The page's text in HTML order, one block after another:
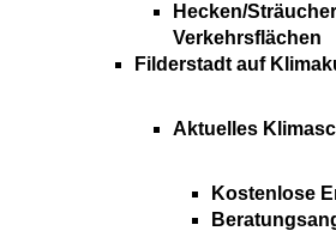
Hecken/
Verkehrsflächen
Filderstadt auf
Aktuelles
Kostenlose